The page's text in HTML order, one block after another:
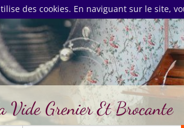
des cookies. En naviguant sur le site,
Vide Grenier Et Brocante